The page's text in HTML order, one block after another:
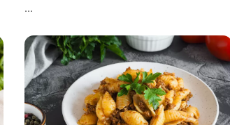
...